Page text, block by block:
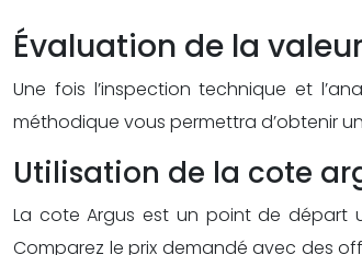
Évaluation de la
Une fois l’inspection technique et
méthodique vous permettra d’obtenir
Utilisation de la cote
La cote Argus est un point de départ
Comparez le prix demandé avec des